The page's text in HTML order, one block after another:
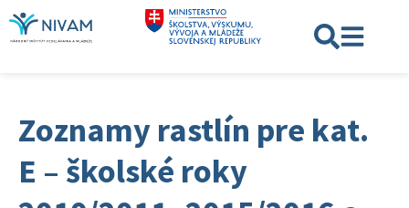
Zoznamy rastlín pre kat.
E – školské roky